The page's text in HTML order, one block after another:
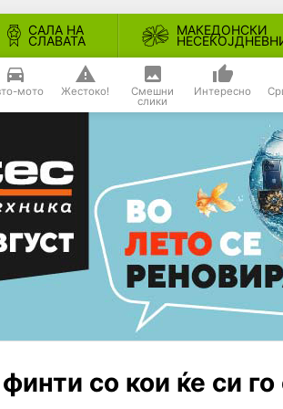
САЛА НА
СЛАВАТА
МАКЕДОНСКИ
мото Жестоко! Смешни
слики
Интересно
со кои ќе си го